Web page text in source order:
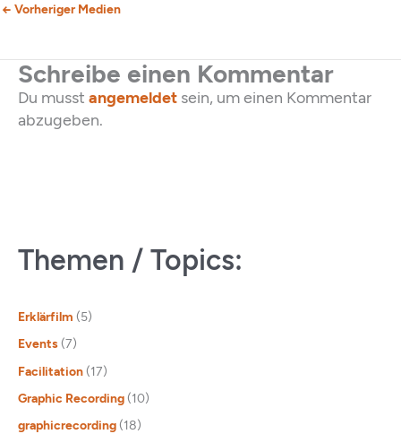
← Vorheriger Medien
Schreibe einen Kommentar
Du musst angemeldet sein, um einen Kommentar
abzugeben.
Themen / Topics:
Erklärfilm (5)
Events (7)
Facilitation (17)
Graphic Recording (10)
graphicrecording (18)